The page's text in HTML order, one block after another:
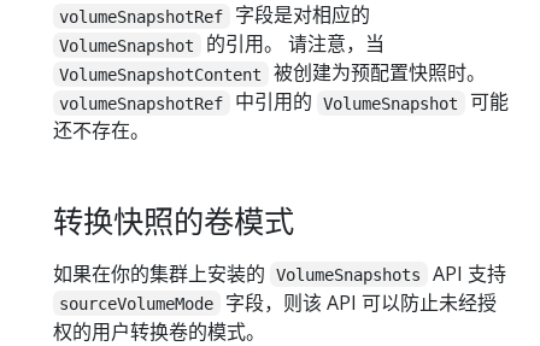
volumeSnapshotRef 字段是对相应的
VolumeSnapshot 的引用。 请注意，当
VolumeSnapshotContent 被创建为预配置快照时。
volumeSnapshotRef 中引用的 VolumeSnapshot
可能
还不存在。
转换快照的卷模式
如果在你的集群上安装的 VolumeSnapshots API 支持
sourceVolumeMode
字段，则该 API 可以防止未经授
权的用户转换卷的模式。